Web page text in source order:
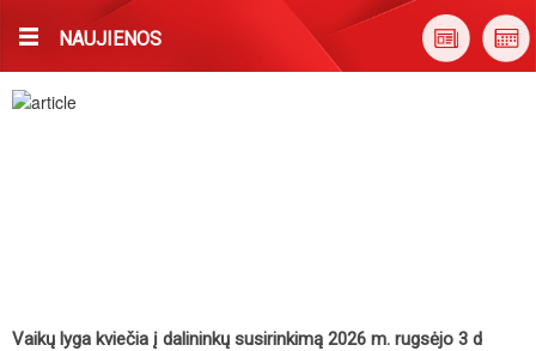
NAUJIENOS
Vaikų lyga kviečia į dalininkų susirinkimą 2026 m. rugsėjo 3 d